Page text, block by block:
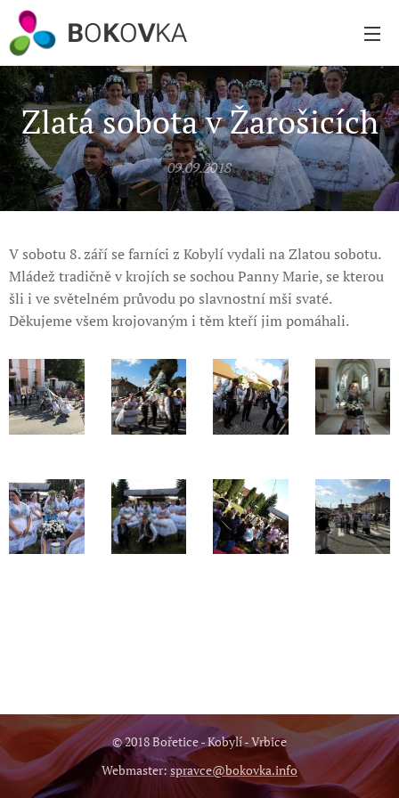
BOKOVKA
Zlatá sobota v Žarošicích
09.09.2018
V sobotu 8. září se farníci z Kobylí vydali na Zlatou sobotu.
Mládež tradičně v krojích se sochou Panny Marie, se kterou
šli i ve světelném průvodu po slavnostní mši svaté.
Děkujeme všem krojovaným i těm kteří jim pomáhali.
© 2018 Bořetice - Kobylí - Vrbice
Webmaster: spravce@bokovka.info